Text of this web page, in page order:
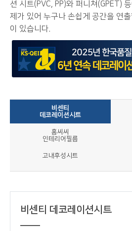
션 시트(PVC, PP)와 퍼니쳐(GPET)
제가 있어 누구나 손쉽게 공간을 연
이 있습니다.
비센티
데코레이션시트
홈씨씨
인테리어필름
고내후성시트
비센티 데코레이션시트